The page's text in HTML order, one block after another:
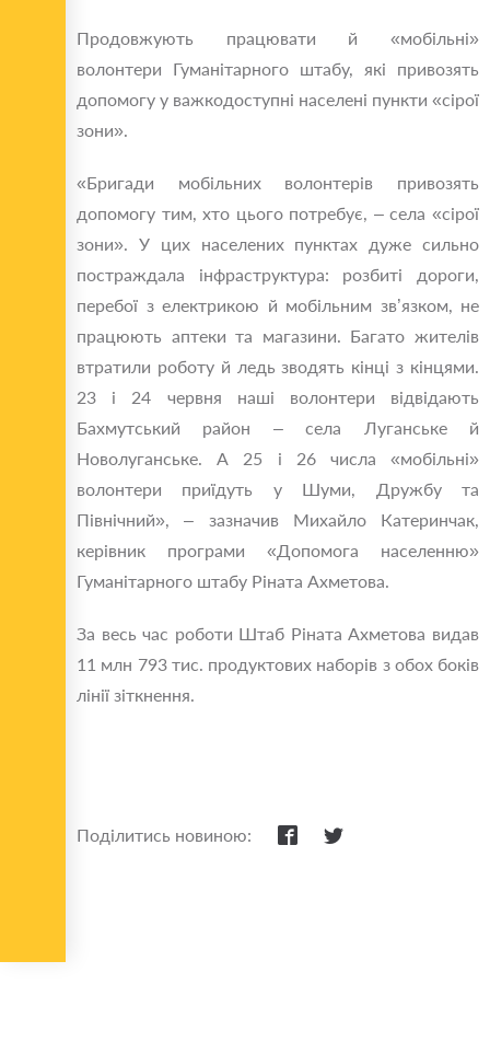
Продовжують працювати й «мобільні»
волонтери Гуманітарного штабу, які привозять
допомогу у важкодоступні населені пункти «сірої
зони».
«Бригади мобільних волонтерів привозять
допомогу тим, хто цього потребує, – села «сірої
зони». У цих населених пунктах дуже сильно
постраждала інфраструктура: розбиті дороги,
перебої з електрикою й мобільним зв’язком, не
працюють аптеки та магазини. Багато жителів
втратили роботу й ледь зводять кінці з кінцями.
23 і 24 червня наші волонтери відвідають
Бахмутський район – села Луганське й
Новолуганське. А 25 і 26 числа «мобільні»
волонтери приїдуть у Шуми, Дружбу та
Північний», – зазначив Михайло Катеринчак,
керівник програми «Допомога населенню»
Гуманітарного штабу Ріната Ахметова.
За весь час роботи Штаб Ріната Ахметова видав
11 млн 793 тис. продуктових наборів з обох боків
лінії зіткнення.
Поділитись новиною: